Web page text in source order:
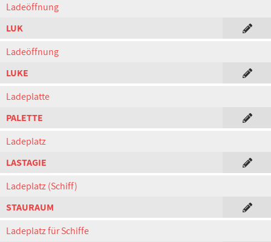
Ladeöffnung
LUK
Ladeöffnung
LUKE
Ladeplatte
PALETTE
Ladeplatz
LASTAGIE
Ladeplatz (Schiff)
STAURAUM
Ladeplatz für Schiffe